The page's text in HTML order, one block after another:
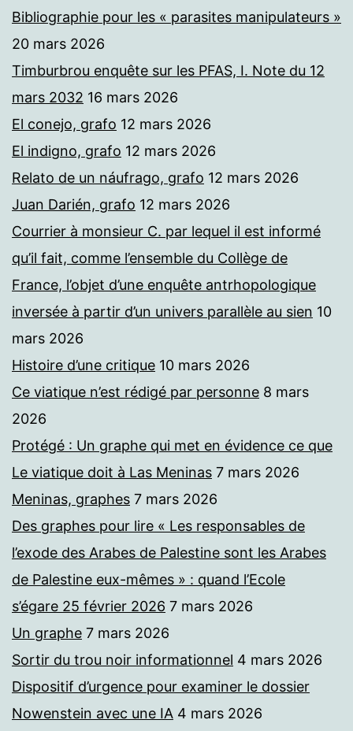
Bibliographie pour les « parasites manipulateurs »
20 mars 2026
Timburbrou enquête sur les PFAS, I. Note du 12
mars 2032 16 mars 2026
El conejo, grafo 12 mars 2026
El indigno, grafo 12 mars 2026
Relato de un náufrago, grafo 12 mars 2026
Juan Darién, grafo 12 mars 2026
Courrier à monsieur C. par lequel il est informé
qu’il fait, comme l’ensemble du Collège de
France, l’objet d’une enquête antrhopologique
inversée à partir d’un univers parallèle au sien 10
mars 2026
Histoire d’une critique 10 mars 2026
Ce viatique n’est rédigé par personne 8 mars
2026
Protégé : Un graphe qui met en évidence ce que
Le viatique doit à Las Meninas 7 mars 2026
Meninas, graphes 7 mars 2026
Des graphes pour lire « Les responsables de
l’exode des Arabes de Palestine sont les Arabes
de Palestine eux-mêmes » : quand l’Ecole
s’égare 25 février 2026 7 mars 2026
Un graphe 7 mars 2026
Sortir du trou noir informationnel 4 mars 2026
Dispositif d’urgence pour examiner le dossier
Nowenstein avec une IA 4 mars 2026